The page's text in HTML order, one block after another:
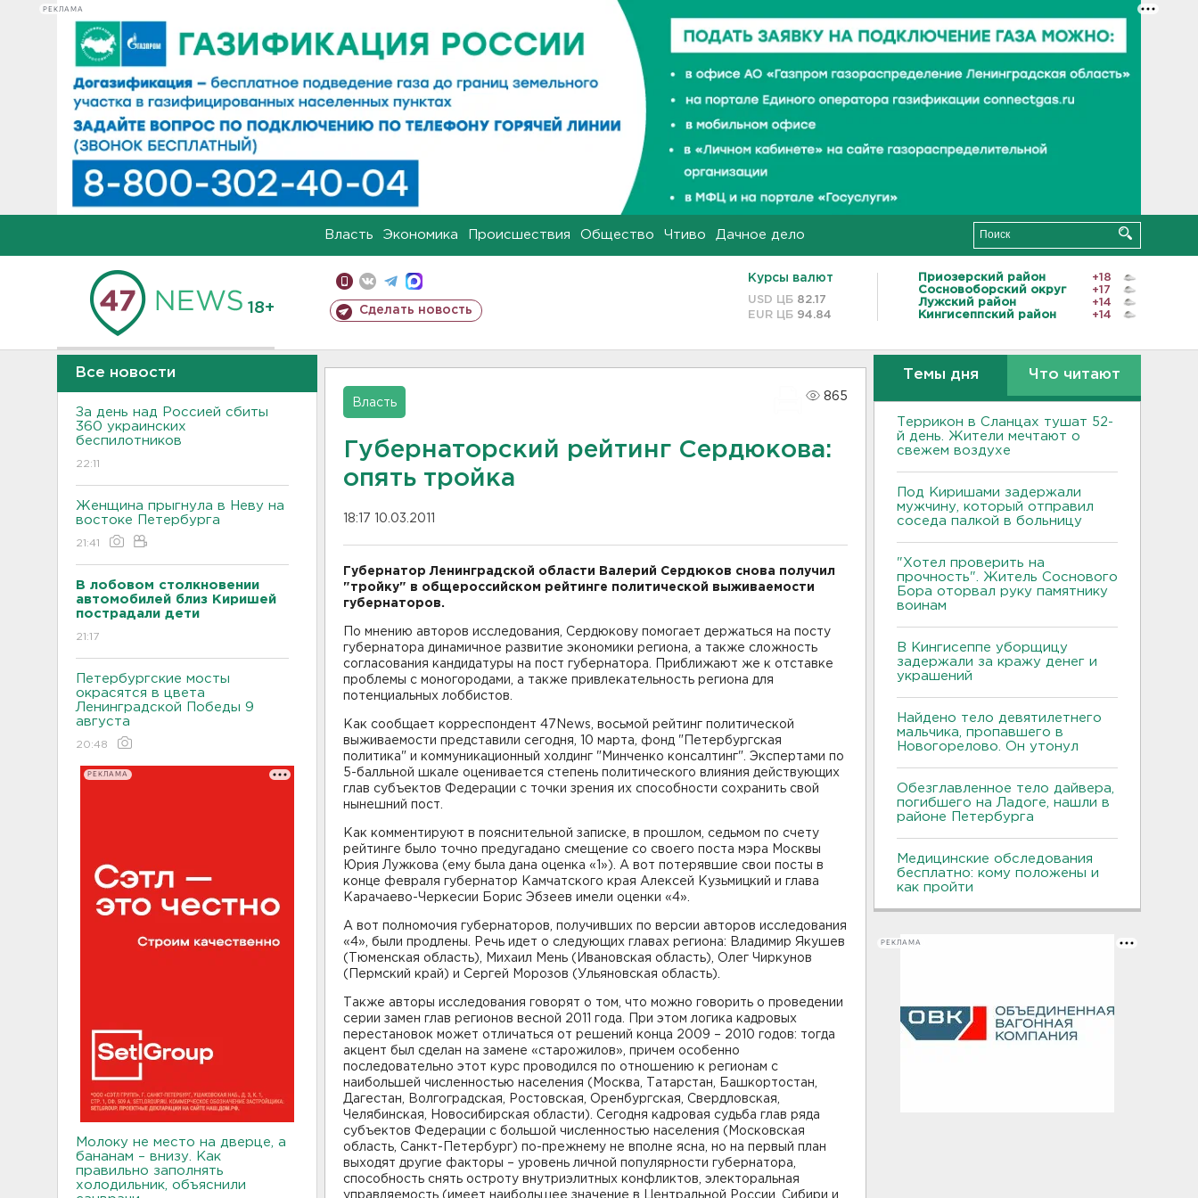
РЕКЛАМА
Власть Экономика Происшествия Общество Чтиво Дачное дело
18+ Сделать новость
Курсы валют
USD ЦБ 82.17
EUR ЦБ 94.84
Приозерский район
+18
Сосновоборский округ
+17
Лужский район
+14
Кингисеппский район
+14
Все новости
За день над Россией сбиты
360 украинских
беспилотников
22:11
Женщина прыгнула в Неву на
востоке Петербурга
21:41
В лобовом столкновении
автомобилей близ Киришей
пострадали дети
21:17
Петербургские мосты
окрасятся в цвета
Ленинградской Победы 9
августа
20:48
РЕКЛАМА
Молоку не место на дверце, а
бананам – внизу. Как
правильно заполнять
холодильник, объяснили
Власть
865
Губернаторский рейтинг Сердюкова:
опять тройка
18:17 10.03.2011
Губернатор Ленинградской области Валерий Сердюков снова получил
"тройку" в общероссийском рейтинге политической выживаемости
губернаторов.
По мнению авторов исследования, Сердюкову помогает держаться на посту
губернатора динамичное развитие экономики региона, а также сложность
согласования кандидатуры на пост губернатора. Приближают же к отставке
проблемы с моногородами, а также привлекательность региона для
потенциальных лоббистов.
Как сообщает корреспондент 47News, восьмой рейтинг политической
выживаемости представили сегодня, 10 марта, фонд "Петербургская
политика" и коммуникационный холдинг "Минченко консалтинг". Экспертами по
5-балльной шкале оценивается степень политического влияния действующих
глав субъектов Федерации с точки зрения их способности сохранить свой
нынешний пост.
Как комментируют в пояснительной записке, в прошлом, седьмом по счету
рейтинге было точно предугадано смещение со своего поста мэра Москвы
Юрия Лужкова (ему была дана оценка «1»). А вот потерявшие свои посты в
конце февраля губернатор Камчатского края Алексей Кузьмицкий и глава
Карачаево-Черкесии Борис Эбзеев имели оценки «4».
А вот полномочия губернаторов, получивших по версии авторов исследования
«4», были продлены. Речь идет о следующих главах региона: Владимир Якушев
(Тюменская область), Михаил Мень (Ивановская область), Олег Чиркунов
(Пермский край) и Сергей Морозов (Ульяновская область).
Также авторы исследования говорят о том, что можно говорить о проведении
серии замен глав регионов весной 2011 года. При этом логика кадровых
перестановок может отличаться от решений конца 2009 – 2010 годов: тогда
акцент был сделан на замене «старожилов», причем особенно
последовательно этот курс проводился по отношению к регионам с
наибольшей численностью населения (Москва, Татарстан, Башкортостан,
Дагестан, Волгоградская, Ростовская, Оренбургская, Свердловская,
Челябинская, Новосибирская области). Сегодня кадровая судьба глав ряда
субъектов Федерации с большой численностью населения (Московская
область, Санкт-Петербург) по-прежнему не вполне ясна, но на первый план
выходят другие факторы – уровень личной популярности губернатора,
способность снять остроту внутриэлитных конфликтов, электоральная
управляемость (имеет наибольшее значение в Центральной России, Сибири и
Темы дня Что читают
Террикон в Сланцах тушат 52-
й день. Жители мечтают о
свежем воздухе
Под Киришами задержали
мужчину, который отправил
соседа палкой в больницу
"Хотел проверить на
прочность". Житель Соснового
Бора оторвал руку памятнику
воинам
В Кингисеппе уборщицу
задержали за кражу денег и
украшений
Найдено тело девятилетнего
мальчика, пропавшего в
Новогорелово. Он утонул
Обезглавленное тело дайвера,
погибшего на Ладоге, нашли в
районе Петербурга
Медицинские обследования
бесплатно: кому положены и
как пройти
РЕКЛАМА